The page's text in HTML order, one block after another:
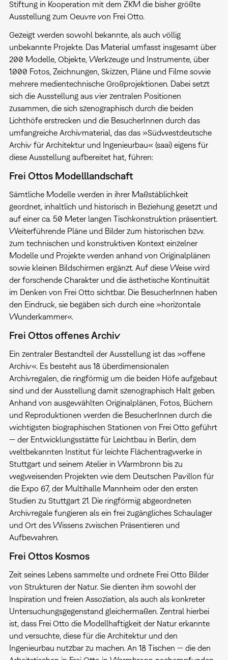
Stiftung in Kooperation mit dem ZKM die bisher größte
Ausstellung zum Oeuvre von Frei Otto.
Gezeigt werden sowohl bekannte, als auch völlig
unbekannte Projekte. Das Material umfasst insgesamt über
200 Modelle, Objekte, Werkzeuge und Instrumente, über
1.000 Fotos, Zeichnungen, Skizzen, Pläne und Filme sowie
mehrere medientechnische Großprojektionen. Dabei setzt
sich die Ausstellung aus vier zentralen Positionen
zusammen, die sich szenographisch durch die beiden
Lichthöfe erstrecken und die BesucherInnen durch das
umfangreiche Archivmaterial, das das »Südwestdeutsche
Archiv für Architektur und Ingenieurbau« (saai) eigens für
diese Ausstellung aufbereitet hat, führen:
Frei Ottos Modelllandschaft
Sämtliche Modelle werden in ihrer Maßstäblichkeit
geordnet, inhaltlich und historisch in Beziehung gesetzt und
auf einer ca. 50 Meter langen Tischkonstruktion präsentiert.
Weiterführende Pläne und Bilder zum historischen bzw.
zum technischen und konstruktiven Kontext einzelner
Modelle und Projekte werden anhand von Originalplänen
sowie kleinen Bildschirmen ergänzt. Auf diese Weise wird
der forschende Charakter und die ästhetische Kontinuität
im Denken von Frei Otto sichtbar. Die BesucherInnen haben
den Eindruck, sie begäben sich durch eine »horizontale
Wunderkammer«.
Frei Ottos offenes Archiv
Ein zentraler Bestandteil der Ausstellung ist das »offene
Archiv«. Es besteht aus 18 überdimensionalen
Archivregalen, die ringförmig um die beiden Höfe aufgebaut
sind und der Ausstellung damit szenographisch Halt geben.
Anhand von ausgewählten Originalplänen, Fotos, Büchern
und Reproduktionen werden die BesucherInnen durch die
wichtigsten biographischen Stationen von Frei Otto geführt
— der Entwicklungsstätte für Leichtbau in Berlin, dem
weltbekannten Institut für leichte Flächentragwerke in
Stuttgart und seinem Atelier in Warmbronn bis zu
wegweisenden Projekten wie dem Deutschen Pavillon für
die Expo 67, der Multihalle Mannheim oder den ersten
Studien zu Stuttgart 21. Die ringförmig abgeordneten
Archivregale fungieren als ein frei zugängliches Schaulager
und Ort des Wissens zwischen Präsentieren und
Aufbewahren.
Frei Ottos Kosmos
Zeit seines Lebens sammelte und ordnete Frei Otto Bilder
von Strukturen der Natur. Sie dienten ihm sowohl der
Inspiration und freien Assoziation, als auch als konkreter
Untersuchungsgegenstand gleichermaßen. Zentral hierbei
ist, dass Frei Otto die Modellhaftigkeit der Natur erkannte
und versuchte, diese für die Architektur und den
Ingenieurbau nutzbar zu machen. An 18 Tischen — die den